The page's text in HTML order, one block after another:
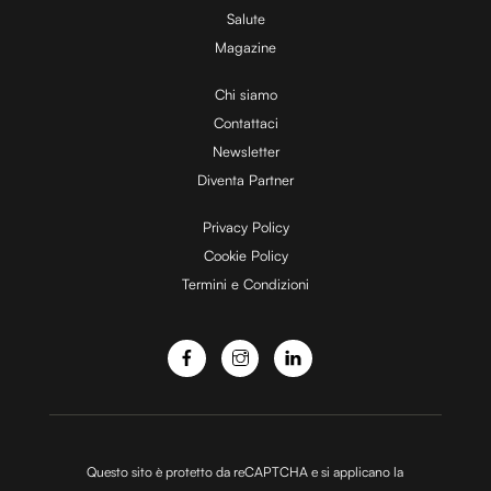
i
d
e
o
Salute
Magazine
Chi siamo
Contattaci
Newsletter
Diventa Partner
Privacy Policy
Cookie Policy
Termini e Condizioni
Questo sito è protetto da reCAPTCHA e si applicano la